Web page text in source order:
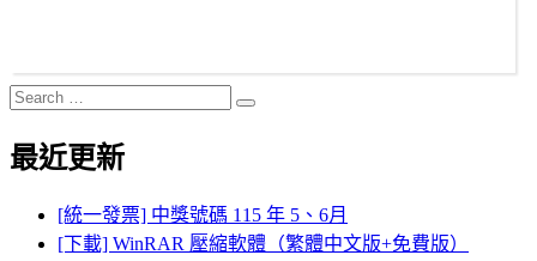
Search
for:
Search
最近更新
[統一發票] 中獎號碼 115 年 5、6月
[下載] WinRAR 壓縮軟體（繁體中文版+免費版）